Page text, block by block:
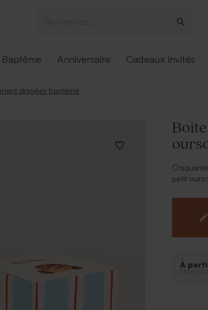
Baptême Anniversaire Cadeaux invités
dragées baptême
petit
elle
garnir
À
Prix/